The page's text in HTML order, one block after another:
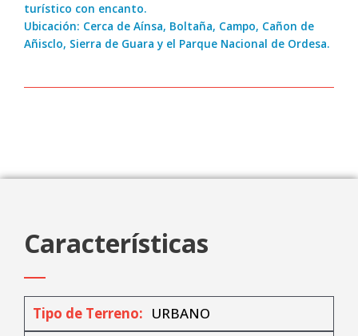
turístico con encanto.
Ubicación: Cerca de Aínsa, Boltaña, Campo, Cañon de
Añisclo, Sierra de Guara y el Parque Nacional de Ordesa.
Características
Tipo de Terreno: URBANO